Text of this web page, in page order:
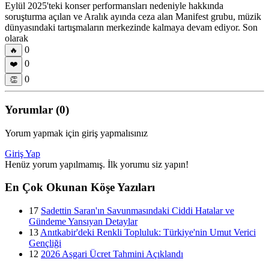
Eylül 2025'teki konser performansları nedeniyle hakkında
soruşturma açılan ve Aralık ayında ceza alan Manifest grubu, müzik
dünyasındaki tartışmaların merkezinde kalmaya devam ediyor. Son
olarak
🔥 0
❤️ 0
👏 0
Yorumlar (0)
Yorum yapmak için giriş yapmalısınız
Giriş Yap
Henüz yorum yapılmamış. İlk yorumu siz yapın!
En Çok Okunan Köşe Yazıları
17 Sadettin Saran'ın Savunmasındaki Ciddi Hatalar ve
Gündeme Yansıyan Detaylar
13 Anıtkabir'deki Renkli Topluluk: Türkiye'nin Umut Verici
Gençliği
12 2026 Asgari Ücret Tahmini Açıklandı